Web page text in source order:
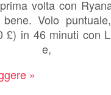
volta con
Volo
£) in 46 minuti con
e,
»